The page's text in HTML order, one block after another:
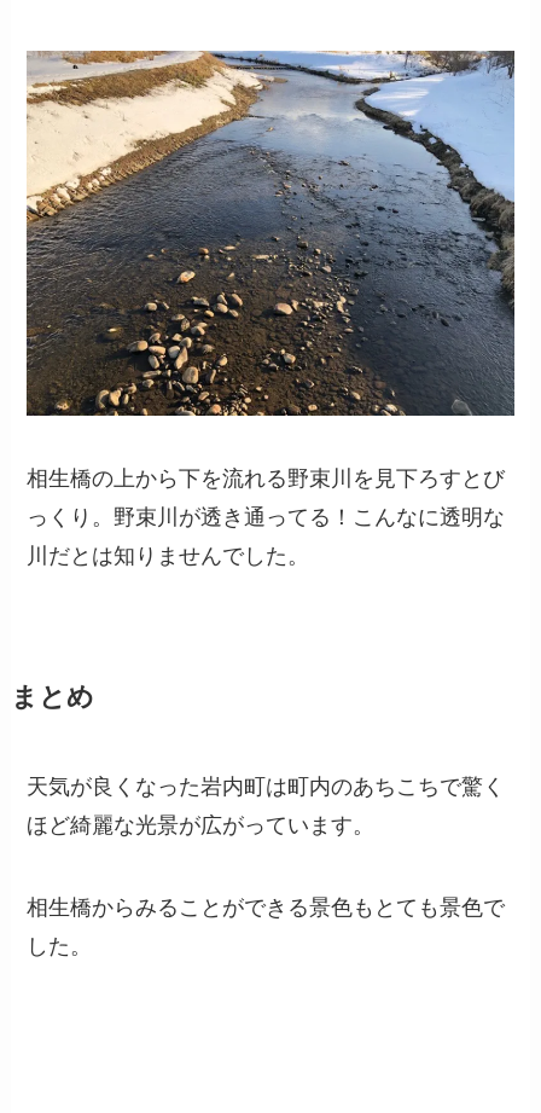
相生橋の上から下を流れる野束川を見下ろすとび
っくり。野束川が透き通ってる！こんなに透明な
川だとは知りませんでした。
まとめ
天気が良くなった岩内町は町内のあちこちで驚く
ほど綺麗な光景が広がっています。
相生橋からみることができる景色もとても景色で
した。